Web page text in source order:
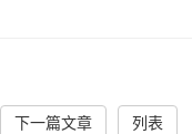
下一篇文章 列表